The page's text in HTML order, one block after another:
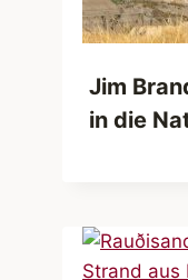
Jim
in die